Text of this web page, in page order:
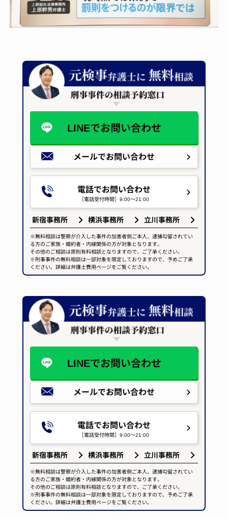
電話でお問い合わせ
［電話受付時間］9:00～21:00
メールでお問い合わせ
LINEでお問い合わせ
新宿事務所 横浜事務所 立川事務所
※無料相談は警察が介入した事件の加害者側ご本人、逮捕勾留されてい
る方のご家族・婚約者・内縁関係の方が対象となります。
その他のご相談は原則有料相談となりますので、ご了承ください。
※刑事事件の無料相談は一部対象を限定しておりますので、予めご了承
ください。詳細は弁護士費用ページをご覧ください。
電話でお問い合わせ
［電話受付時間］9:00～21:00
メールでお問い合わせ
LINEでお問い合わせ
新宿事務所 横浜事務所 立川事務所
※無料相談は警察が介入した事件の加害者側ご本人、逮捕勾留されてい
る方のご家族・婚約者・内縁関係の方が対象となります。
その他のご相談は原則有料相談となりますので、ご了承ください。
※刑事事件の無料相談は一部対象を限定しておりますので、予めご了承
ください。詳細は弁護士費用ページをご覧ください。